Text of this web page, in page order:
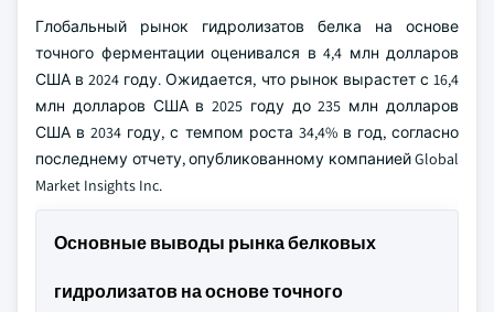
Глобальный рынок гидролизатов белка на основе
точного ферментации оценивался в 4,4 млн долларов
США в 2024 году. Ожидается, что рынок вырастет с 16,4
млн долларов США в 2025 году до 235 млн долларов
США в 2034 году, с темпом роста 34,4% в год, согласно
последнему отчету, опубликованному компанией Global
Market Insights Inc.
Основные выводы рынка белковых
гидролизатов на основе точного